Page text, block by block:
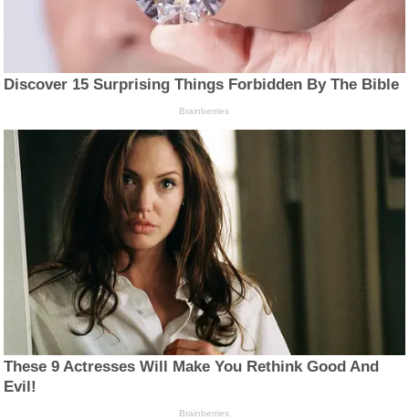
Discover 15 Surprising Things Forbidden By The Bible
Brainberries
These 9 Actresses Will Make You Rethink Good And
Evil!
Brainberries